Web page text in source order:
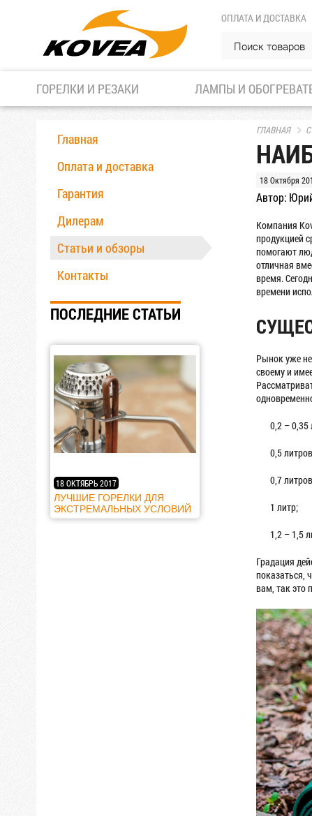
ОПЛАТА И ДОСТАВКА
ГОРЕЛКИ И РЕЗАКИ ЛАМПЫ И
Главная
Оплата и доставка
Гарантия
Дилерам
Статьи и обзоры
Контакты
ПОСЛЕДНИЕ СТАТЬИ
18 ОКТЯБРЬ 2017
ЛУЧШИЕ ГОРЕЛКИ ДЛЯ
ЭКСТРЕМАЛЬНЫХ УСЛОВИЙ
ГЛАВНАЯ
18 Октября
Автор:
Компания
продукцией
помогают
отличная
время.
времени
Рынок уже
своему и
0,2 – 0,35
0,5
0,7
1 литр;
1,2 – 1,5
Градация
показаться,
вам, так это